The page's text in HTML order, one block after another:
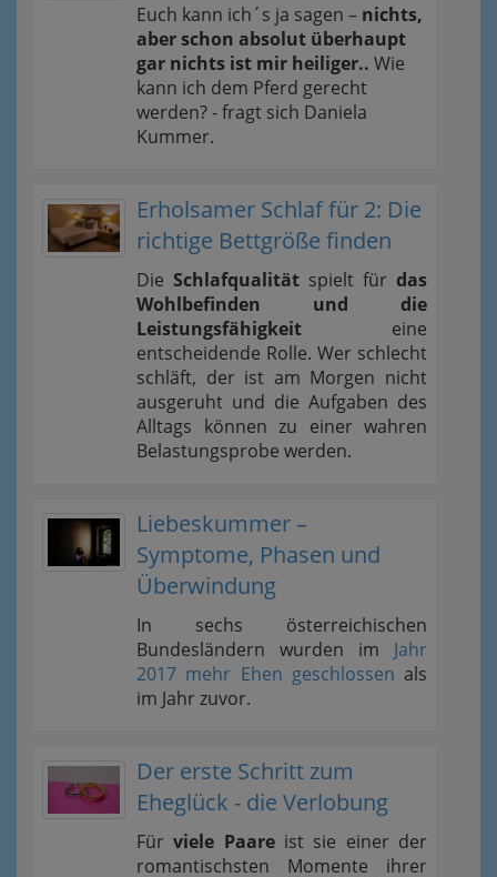
Euch kann ich´s ja sagen – nichts,
aber schon absolut überhaupt
gar nichts ist mir heiliger.. Wie
kann ich dem Pferd gerecht
werden? - fragt sich Daniela
Kummer.
Erholsamer Schlaf für 2: Die
richtige Bettgröße finden
Die Schlafqualität spielt für das
Wohlbefinden und die
Leistungsfähigkeit eine
entscheidende Rolle. Wer schlecht
schläft, der ist am Morgen nicht
ausgeruht und die Aufgaben des
Alltags können zu einer wahren
Belastungsprobe werden.
Liebeskummer –
Symptome, Phasen und
Überwindung
In sechs österreichischen
Bundesländern wurden im Jahr
2017 mehr Ehen geschlossen als
im Jahr zuvor.
Der erste Schritt zum
Eheglück - die Verlobung
Fürviele Paareist sie einer der
romantischsten Momente ihrer